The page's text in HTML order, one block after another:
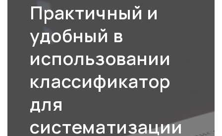
Практичный и
удобный в
использовании
классификатор
для
систематизации